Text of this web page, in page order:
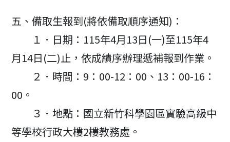
五、備取生報到(將依備取順序通知)：
１．日期：115年4月13日(一)至115年4
月14日(二)止，依成績序辦理遞補報到作業。
２．時間：9：00-12：00、13：00-16：
00。
３．地點：國立新竹科學園區實驗高級中
等學校行政大樓2樓教務處。